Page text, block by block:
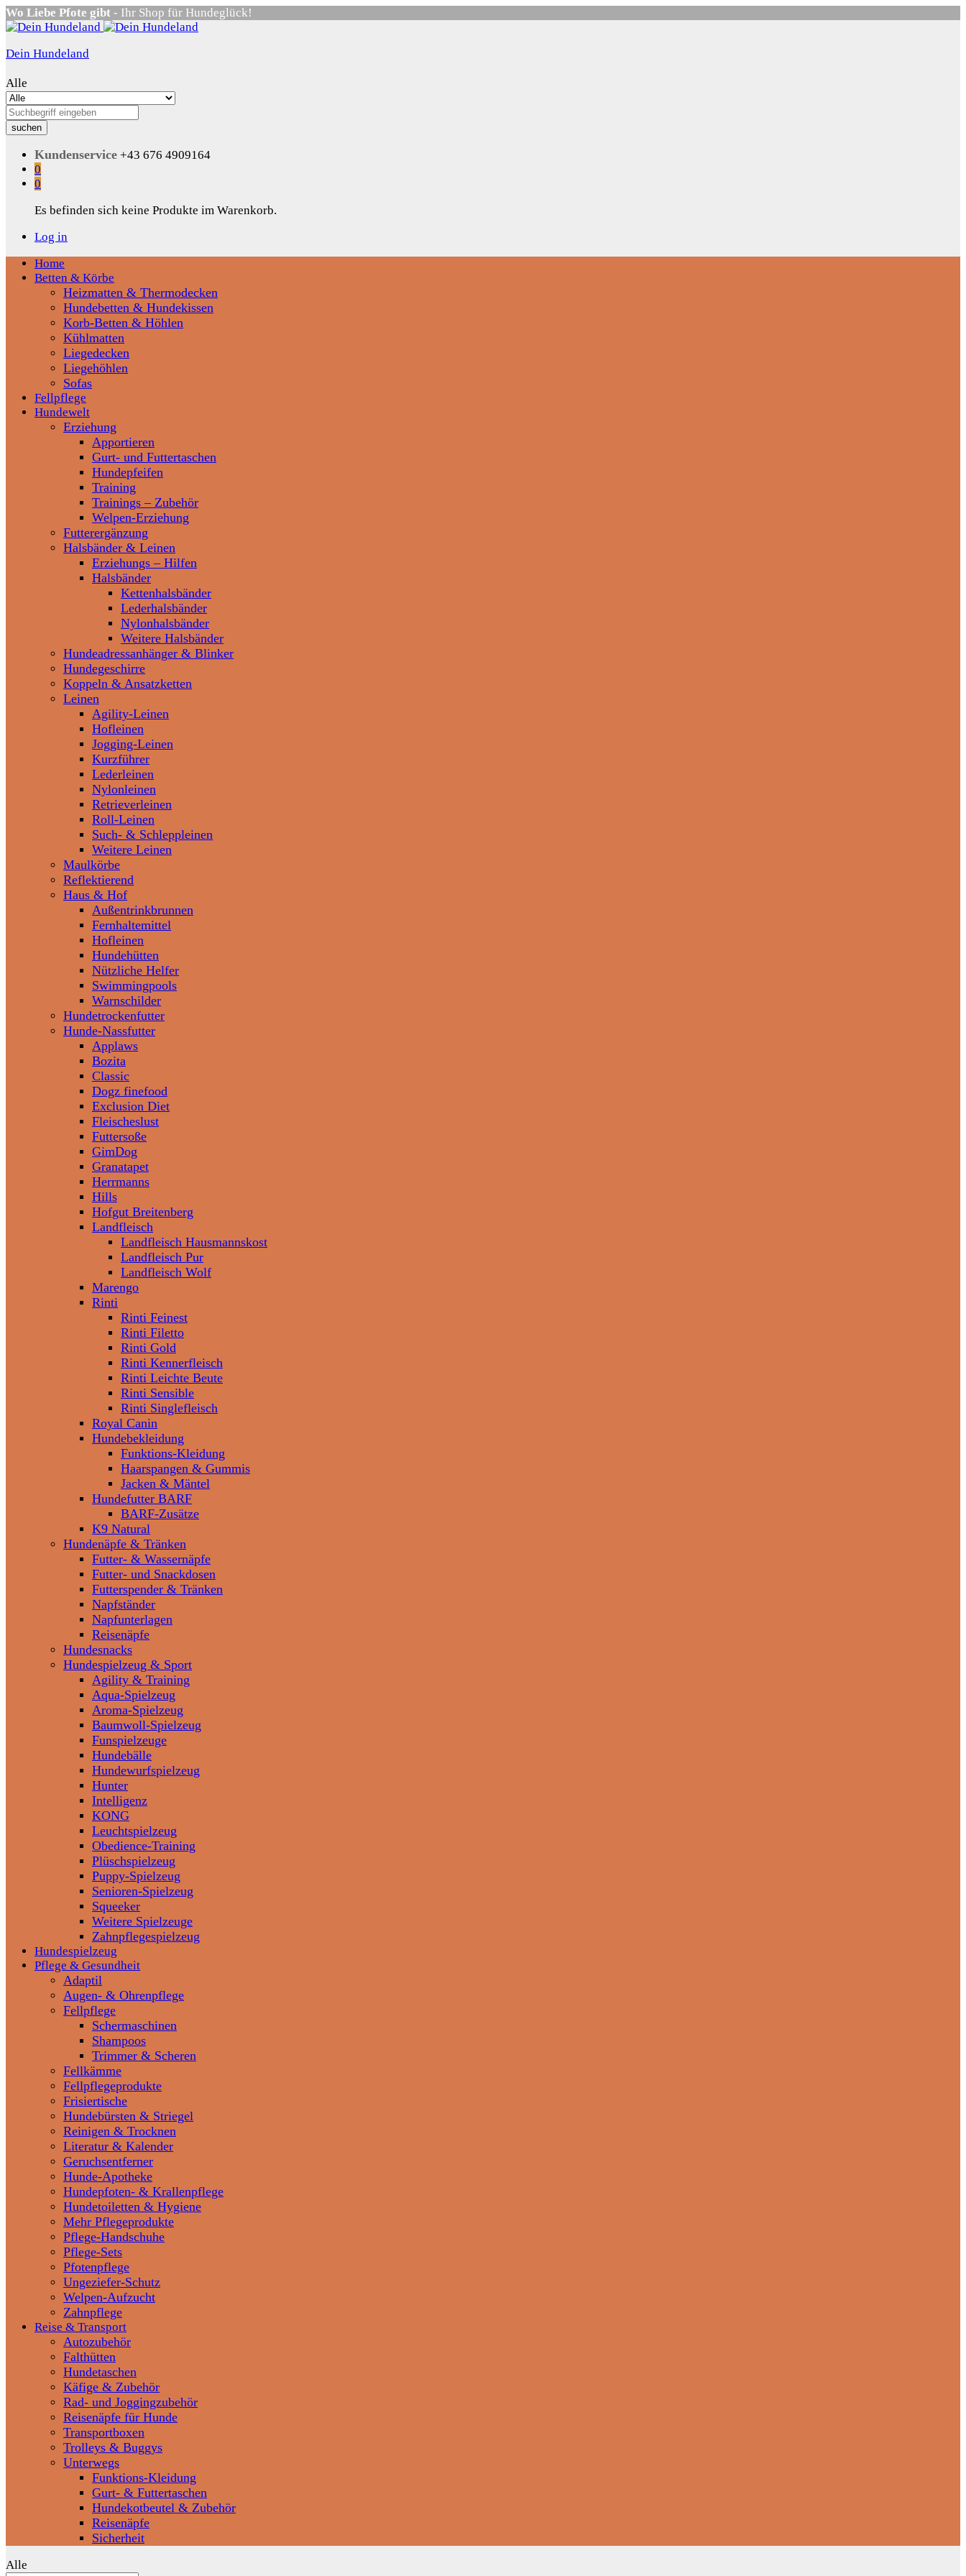
Wo Liebe Pfote gibt - Ihr Shop für Hundeglück!
Dein Hundeland
Alle
suchen
Kundenservice +43 676 4909164
0
0
Es befinden sich keine Produkte im Warenkorb.
Log in
Home
Betten & Körbe
Heizmatten & Thermodecken
Hundebetten & Hundekissen
Korb-Betten & Höhlen
Kühlmatten
Liegedecken
Liegehöhlen
Sofas
Fellpflege
Hundewelt
Erziehung
Apportieren
Gurt- und Futtertaschen
Hundepfeifen
Training
Trainings – Zubehör
Welpen-Erziehung
Futterergänzung
Halsbänder & Leinen
Erziehungs – Hilfen
Halsbänder
Kettenhalsbänder
Lederhalsbänder
Nylonhalsbänder
Weitere Halsbänder
Hundeadressanhänger & Blinker
Hundegeschirre
Koppeln & Ansatzketten
Leinen
Agility-Leinen
Hofleinen
Jogging-Leinen
Kurzführer
Lederleinen
Nylonleinen
Retrieverleinen
Roll-Leinen
Such- & Schleppleinen
Weitere Leinen
Maulkörbe
Reflektierend
Haus & Hof
Außentrinkbrunnen
Fernhaltemittel
Hofleinen
Hundehütten
Nützliche Helfer
Swimmingpools
Warnschilder
Hundetrockenfutter
Hunde-Nassfutter
Applaws
Bozita
Classic
Dogz finefood
Exclusion Diet
Fleischeslust
Futtersoße
GimDog
Granatapet
Herrmanns
Hills
Hofgut Breitenberg
Landfleisch
Landfleisch Hausmannskost
Landfleisch Pur
Landfleisch Wolf
Marengo
Rinti
Rinti Feinest
Rinti Filetto
Rinti Gold
Rinti Kennerfleisch
Rinti Leichte Beute
Rinti Sensible
Rinti Singlefleisch
Royal Canin
Hundebekleidung
Funktions-Kleidung
Haarspangen & Gummis
Jacken & Mäntel
Hundefutter BARF
BARF-Zusätze
K9 Natural
Hundenäpfe & Tränken
Futter- & Wassernäpfe
Futter- und Snackdosen
Futterspender & Tränken
Napfständer
Napfunterlagen
Reisenäpfe
Hundesnacks
Hundespielzeug & Sport
Agility & Training
Aqua-Spielzeug
Aroma-Spielzeug
Baumwoll-Spielzeug
Funspielzeuge
Hundebälle
Hundewurfspielzeug
Hunter
Intelligenz
KONG
Leuchtspielzeug
Obedience-Training
Plüschspielzeug
Puppy-Spielzeug
Senioren-Spielzeug
Squeeker
Weitere Spielzeuge
Zahnpflegespielzeug
Hundespielzeug
Pflege & Gesundheit
Adaptil
Augen- & Ohrenpflege
Fellpflege
Schermaschinen
Shampoos
Trimmer & Scheren
Fellkämme
Fellpflegeprodukte
Frisiertische
Hundebürsten & Striegel
Reinigen & Trocknen
Literatur & Kalender
Geruchsentferner
Hunde-Apotheke
Hundepfoten- & Krallenpflege
Hundetoiletten & Hygiene
Mehr Pflegeprodukte
Pflege-Handschuhe
Pflege-Sets
Pfotenpflege
Ungeziefer-Schutz
Welpen-Aufzucht
Zahnpflege
Reise & Transport
Autozubehör
Falthütten
Hundetaschen
Käfige & Zubehör
Rad- und Joggingzubehör
Reisenäpfe für Hunde
Transportboxen
Trolleys & Buggys
Unterwegs
Funktions-Kleidung
Gurt- & Futtertaschen
Hundekotbeutel & Zubehör
Reisenäpfe
Sicherheit
Alle